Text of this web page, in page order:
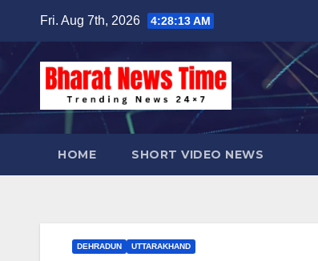
content
Fri. Aug 7th, 2026 4:28:14 AM
HOME SHORT VIDEO NEWS
DEHRADUN UTTARAKHAND